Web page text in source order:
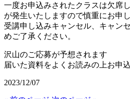
一度お申込みされたクラスは欠席
が発生いたしますので慎重にお申
受講申し込みキャンセル、キャン
めご了承ください。
沢山のご応募が予想されます
届いた資料をよくお読みの上お申
2023/12/07